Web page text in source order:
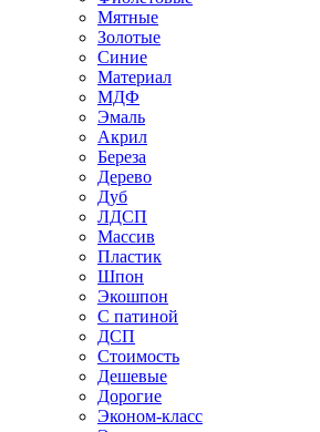
Мятные
Золотые
Синие
Материал
МДФ
Эмаль
Акрил
Береза
Дерево
Дуб
ЛДСП
Массив
Пластик
Шпон
Экошпон
С патиной
ДСП
Стоимость
Дешевые
Дорогие
Эконом-класс